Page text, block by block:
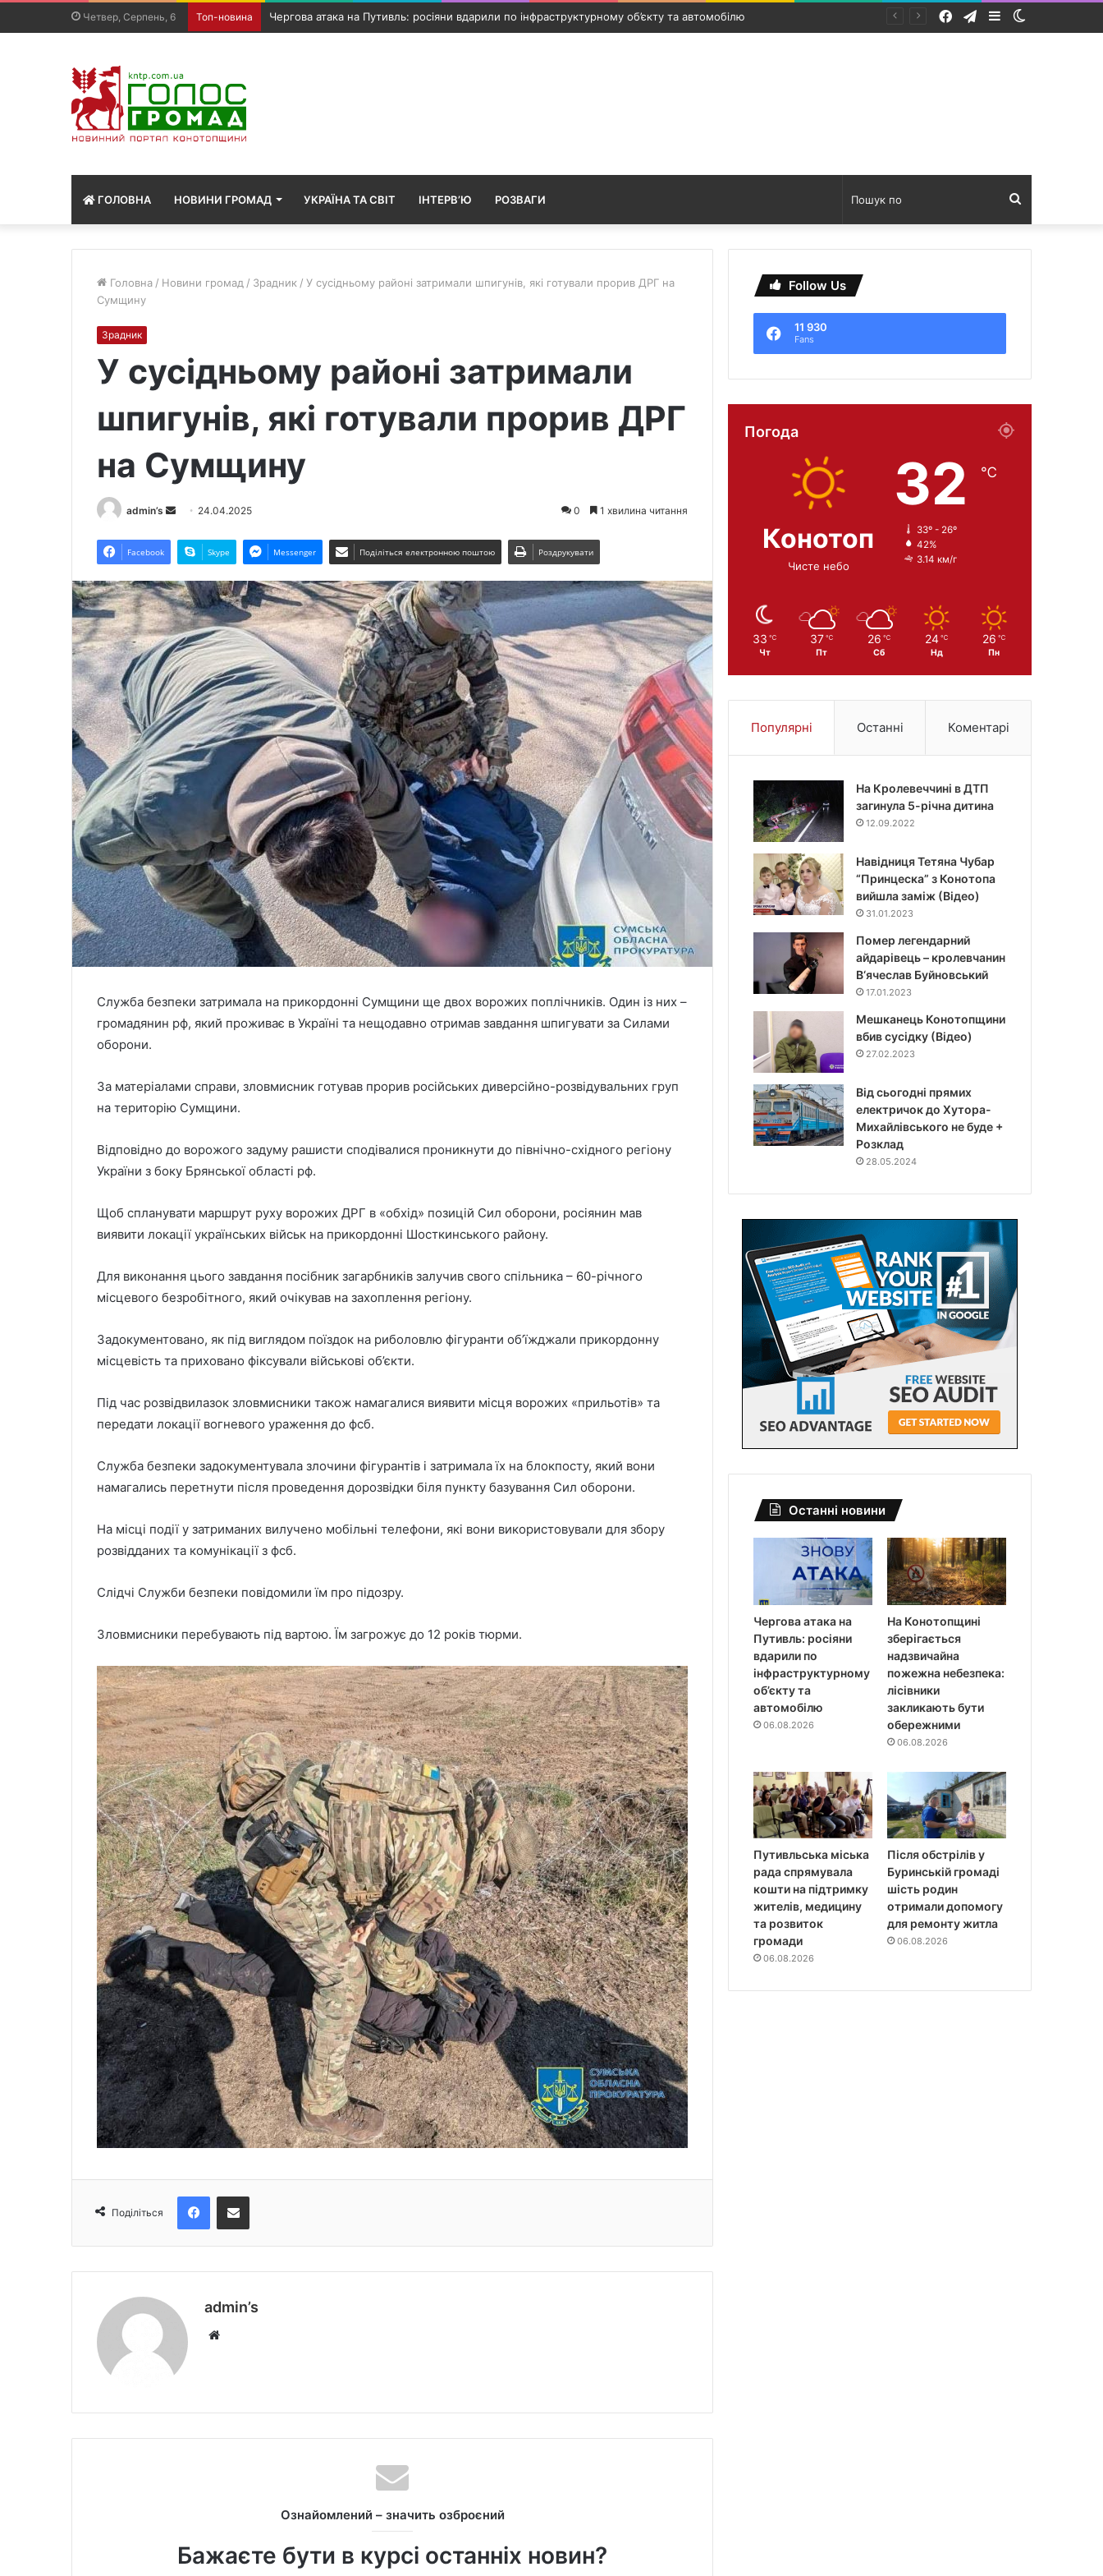
Четвер, Серпень, 6 Топ-новина На Конотопщині зберігається надзвичайна пожежна небезпека: лісівники закликають бути обережними Sidebar
Telegram
Facebook
ГОЛОВНА НОВИНИ ГРОМАД УКРАЇНА ТА СВІТ ІНТЕРВ’Ю РОЗВАГИ
по
Головна / Новини громад / Зрадник / У сусідньому районі затримали шпигунів, які готували прорив ДРГ на
Сумщину
Зрадник
У сусідньому районі затримали
шпигунів, які готували прорив ДРГ
на Сумщину
admin’s
a
n
m
a
i
l
24.04.2025 0 1 хвилина читання
Facebook Skype Messenger Поділіться електронною поштою Роздрукувати
Служба безпеки затримала на прикордонні Сумщини ще двох ворожих поплічників. Один із них –
громадянин рф, який проживає в Україні та нещодавно отримав завдання шпигувати за Силами
оборони.
За матеріалами справи, зловмисник готував прорив російських диверсійно-розвідувальних груп
на територію Сумщини.
Відповідно до ворожого задуму рашисти сподівалися проникнути до північно-східного регіону
України з боку Брянської області рф.
Щоб спланувати маршрут руху ворожих ДРГ в «обхід» позицій Сил оборони, росіянин мав
виявити локації українських військ на прикордонні Шосткинського району.
Для виконання цього завдання посібник загарбників залучив свого спільника – 60-річного
місцевого безробітного, який очікував на захоплення регіону.
Задокументовано, як під виглядом поїздок на риболовлю фігуранти об’їжджали прикордонну
місцевість та приховано фіксували військові об’єкти.
Під час розвідвилазок зловмисники також намагалися виявити місця ворожих «прильотів» та
передати локації вогневого ураження до фсб.
Служба безпеки задокументувала злочини фігурантів і затримала їх на блокпосту, який вони
намагались перетнути після проведення дорозвідки біля пункту базування Сил оборони.
На місці події у затриманих вилучено мобільні телефони, які вони використовували для збору
розвідданих та комунікації з фсб.
Слідчі Служби безпеки повідомили їм про підозру.
Зловмисники перебувають під вартою. Їм загрожує до 12 років тюрми.
Поділіться
admin’s
i
Ознайомлений – значить озброєний
Бажаєте бути в курсі останніх новин?
Follow Us
11 930
Fans
Погода
Конотоп
Чисте небо
32 ℃
33º - 26º
42%
3.14 км/г
33 ℃
Чт
37 ℃
Пт
26 ℃
Сб
24 ℃
Нд
26 ℃
Пн
Популярні Останні Коментарі
На Кролевеччині в ДТП
загинула 5-річна дитина
12.09.2022
Навідниця Тетяна Чубар
“Принцеска” з Конотопа
вийшла заміж (Відео)
31.01.2023
Помер легендарний
айдарівець – кролевчанин
В‘ячеслав Буйновський
17.01.2023
Мешканець Конотопщини
вбив сусідку (Відео)
27.02.2023
Від сьогодні прямих
електричок до Хутора-
Михайлівського не буде +
Розклад
28.05.2024
Останні новини
Чергова атака на
Путивль: росіяни
вдарили по
інфраструктурному
об’єкту та
автомобілю
06.08.2026
На Конотопщині
зберігається
надзвичайна
пожежна небезпека:
лісівники
закликають бути
обережними
06.08.2026
Путивльська міська
рада спрямувала
кошти на підтримку
жителів, медицину
та розвиток
громади
06.08.2026
Після обстрілів у
Буринській громаді
шість родин
отримали допомогу
для ремонту житла
06.08.2026